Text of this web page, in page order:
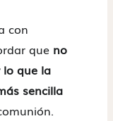
con
que no
que la
sencilla